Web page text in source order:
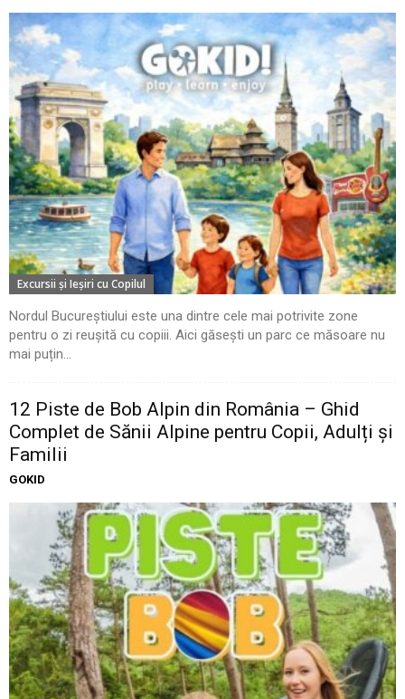
Excursii şi Ieşiri cu Copilul
Nordul Bucureștiului este una dintre cele mai potrivite zone
pentru o zi reușită cu copiii. Aici găsești un parc ce măsoare nu
mai puțin...
12 Piste de Bob Alpin din România – Ghid
Complet de Sănii Alpine pentru Copii, Adulți și
Familii
GOKID